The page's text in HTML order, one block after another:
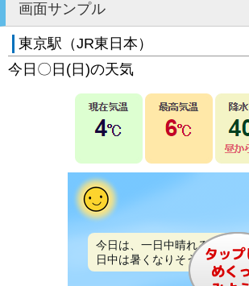
画面サンプル
東京駅（JR東日本）
今日〇日(日)の天気
今日は、一日中晴れるでしょ
日中は暑くなりそうです。